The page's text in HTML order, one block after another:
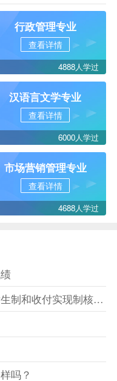
行政管理专业
查看详情
4888人学过
汉语言文学专业
查看详情
6000人学过
市场营销管理专业
查看详情
4688人学过
对下列经济业务分别按照权责发生制和收付实现制核算，结果相同的是什么
吗？